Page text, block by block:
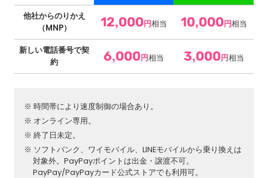
他社からのりかえ
（MNP）
12,000円相当 10,000円相当
新しい電話番号で契
約
6,000円相当 3,000円相当
時間帯により速度制御の場合あり。
オンライン専用。
終了日未定。
ソフトバンク、ワイモバイル、LINEモバイルから乗り換えは
対象外。PayPayポイントは出金・譲渡不可。
PayPay/PayPayカード公式ストアでも利用可。